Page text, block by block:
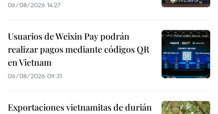
06/08/2026 14:27
Usuarios de Weixin Pay podrán
realizar pagos mediante códigos QR
en Vietnam
06/08/2026 09:31
Exportaciones vietnamitas de durián